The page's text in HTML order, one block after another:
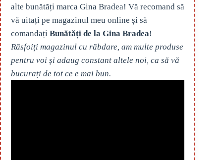
alte bunătăți marca Gina Bradea! Vă recomand să
vă uitați pe magazinul meu online și să
comandați Bunătăți de la Gina Bradea!
Răsfoiți magazinul cu răbdare, am multe produse
pentru voi și adaug constant altele noi, ca să vă
bucurați de tot ce e mai bun.